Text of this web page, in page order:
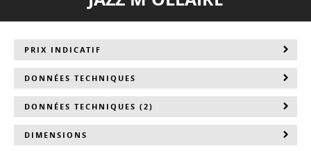
PRIX INDICATIF
DONNÉES TECHNIQUES
DONNÉES TECHNIQUES (2)
DIMENSIONS